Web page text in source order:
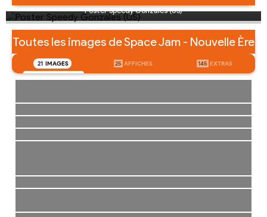
Poster Speedy Gonzales (US)
Toutes les images de Space Jam - Nouvelle Ère
21 IMAGES 25 AFFICHES 145 EXTRAS